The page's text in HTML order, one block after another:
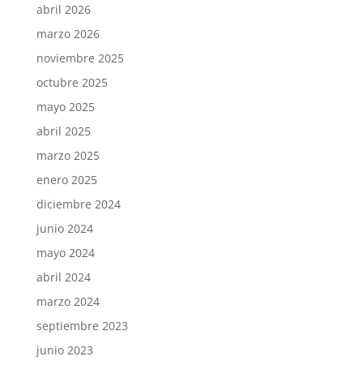
abril 2026
marzo 2026
noviembre 2025
octubre 2025
mayo 2025
abril 2025
marzo 2025
enero 2025
diciembre 2024
junio 2024
mayo 2024
abril 2024
marzo 2024
septiembre 2023
junio 2023